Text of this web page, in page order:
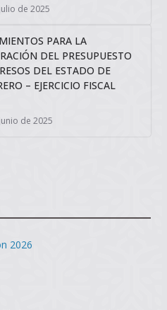
de 2025
PARA LA
DEL PRESUPUESTO
DEL ESTADO DE
– EJERCICIO FISCAL
de 2025
2026